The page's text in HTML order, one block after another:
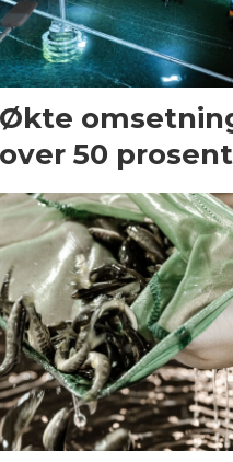
Økte
over 50 prosent